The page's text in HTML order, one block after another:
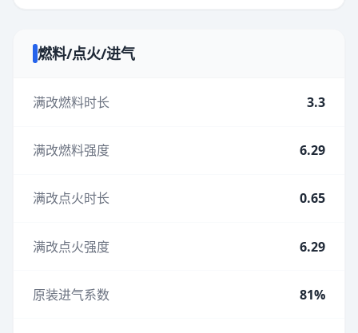
燃料/点火/进气
满改燃料时长 3.3
满改燃料强度 6.29
满改点火时长 0.65
满改点火强度 6.29
原装进气系数 81%